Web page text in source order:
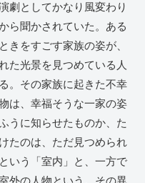
劇としてかなり風変わり
ら聞かされていた。ある
きをすごす家族の姿が、
た光景を見つめている人
。その家族に起きた不幸
は、幸福そうな一家の姿
うに知らせたものか、た
たのは、ただ見つめられ
いう「室内」と、一方で